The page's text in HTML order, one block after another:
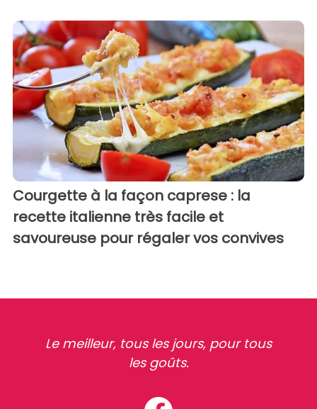
Courgette à la façon caprese : la
recette italienne très facile et
savoureuse pour régaler vos convives
Le meilleur, tous les jours, pour tous
les goûts.